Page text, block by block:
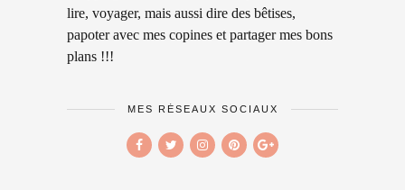
lire, voyager, mais aussi dire des bêtises,
papoter avec mes copines et partager mes bons
plans !!!
MES RÉSEAUX SOCIAUX